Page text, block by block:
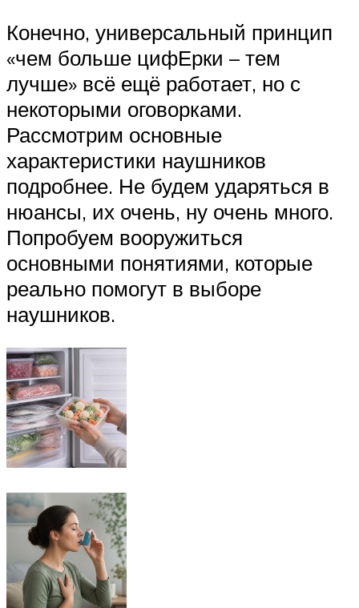
Конечно, универсальный принцип
«чем больше цифЕрки – тем
лучше» всё ещё работает, но с
некоторыми оговорками.
Рассмотрим основные
характеристики наушников
подробнее. Не будем ударяться в
нюансы, их очень, ну очень много.
Попробуем вооружиться
основными понятиями, которые
реально помогут в выборе
наушников.